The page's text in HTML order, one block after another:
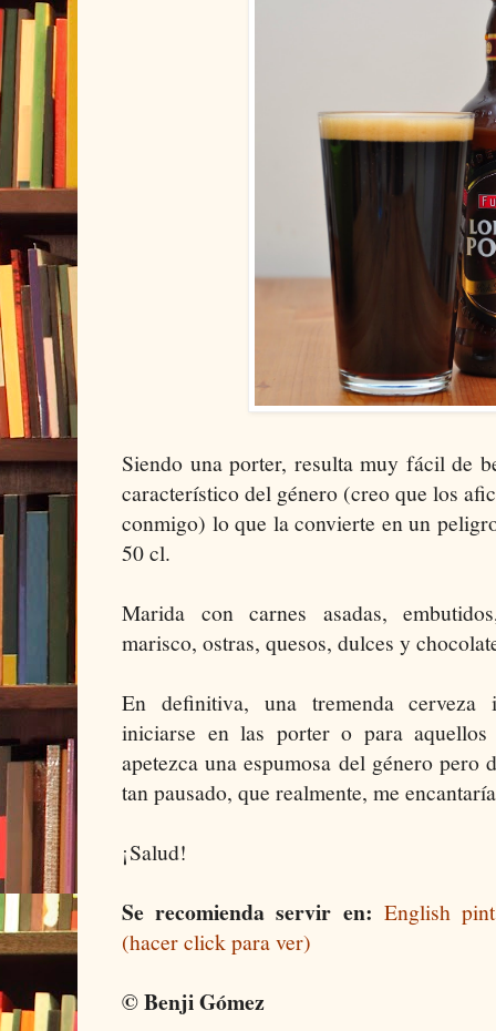
Siendo una porter, resulta muy fácil de
característico del género (creo que los
conmigo) lo que la convierte en un
50 cl.
Marida con carnes asadas,
marisco, ostras, quesos, dulces y
En definitiva, una tremenda cerveza
iniciarse en las porter o para
apetezca una espumosa del género
tan pausado, que realmente, me
¡Salud!
Se recomienda servir en: English
(hacer click para ver)
© Benji Gómez